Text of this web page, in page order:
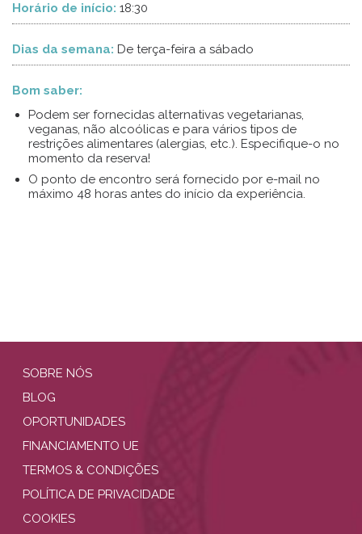
Horário de início: 18:30
Dias da semana: De terça-feira a sábado
Bom saber:
Podem ser fornecidas alternativas vegetarianas,
veganas, não alcoólicas e para vários tipos de
restrições alimentares (alergias, etc.). Especifique-o no
momento da reserva!
O ponto de encontro será fornecido por e-mail no
máximo 48 horas antes do início da experiência.
SOBRE NÓS
BLOG
OPORTUNIDADES
FINANCIAMENTO UE
TERMOS & CONDIÇÕES
POLÍTICA DE PRIVACIDADE
COOKIES